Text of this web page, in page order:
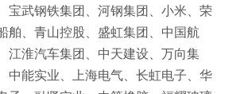
宝武钢铁集团、河钢集团、小米、荣
舶、青山控股、盛虹集团、中国航
江淮汽车集团、中天建设、万向集
中能实业、上海电气、长虹电子、华